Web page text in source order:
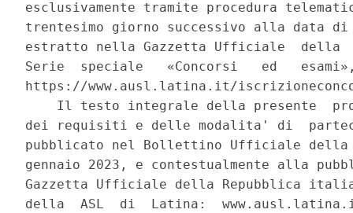
esclusivamente tramite procedura
trentesimo giorno successivo alla data
estratto nella Gazzetta Ufficiale  della
Serie  speciale   «Concorsi   ed
https://www.ausl.latina.it/
Il testo integrale della presente
dei requisiti e delle modalita' di
pubblicato nel Bollettino Ufficiale della
gennaio 2023, e contestualmente alla
Gazzetta Ufficiale della Repubblica
della  ASL  di  Latina: